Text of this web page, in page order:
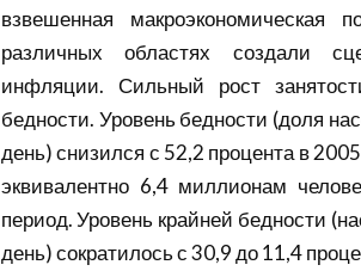
взвешенная
различных областях создали
инфляции. Сильный рост
бедности. Уровень бедности (доля
день) снизился с 52,2 процента в
эквивалентно 6,4 миллионам
период. Уровень крайней бедности
день) сократилось с 30,9 до 11,4